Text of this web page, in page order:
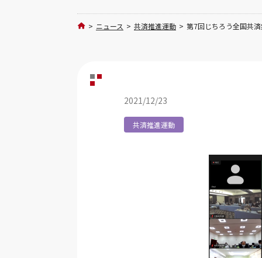
> ニュース > 共済推進運動 > 第7回じちろう全国共
2021/12/23
共済推進運動